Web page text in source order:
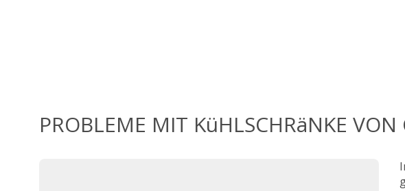
PROBLEME MIT KüHLSCHRäNKE VON